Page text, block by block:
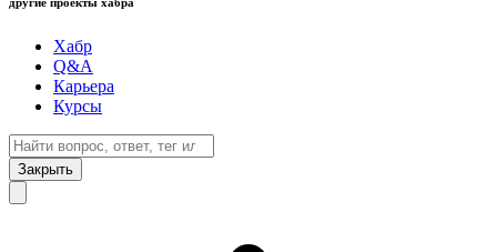
Хабр
Q&A
Карьера
Курсы
Закрыть